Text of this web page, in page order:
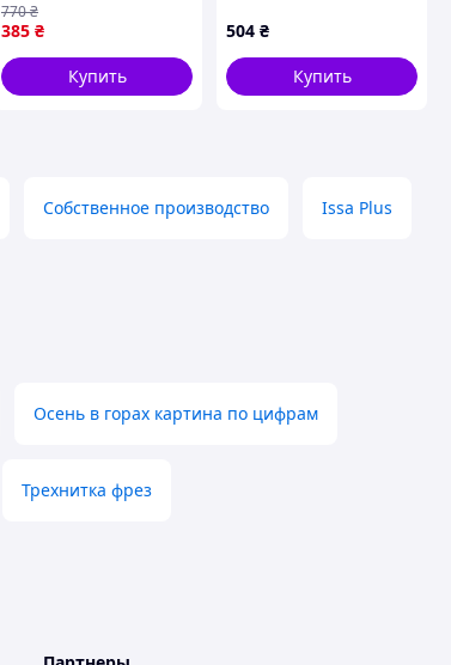
на молнии и пуговице
для повседневной
носки
385 ₴
770₴
Купить
504 ₴
Купить
Собственное производство Issa Plus
Осень в горах картина по цифрам
Трехнитка фрез